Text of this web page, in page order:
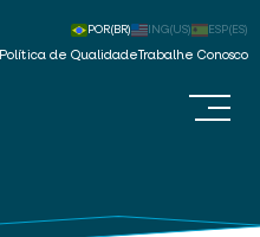
Política de Qualidade Trabalhe Conosco
POR(BR) ING(US) ESP(ES)